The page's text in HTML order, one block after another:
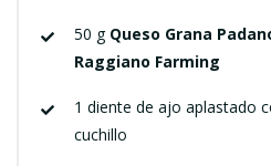
50 g Queso Grana
Raggiano Farming
1 diente de ajo aplastado
cuchillo